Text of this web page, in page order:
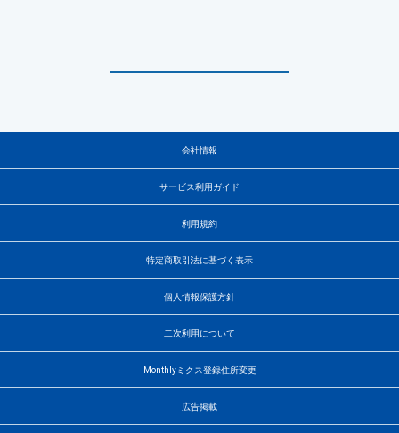
会社情報
サービス利用ガイド
利用規約
特定商取引法に基づく表示
個人情報保護方針
二次利用について
Monthlyミクス登録住所変更
広告掲載